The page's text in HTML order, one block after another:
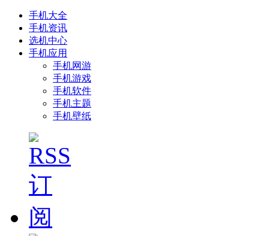
手机大全
手机资讯
选机中心
手机应用
手机网游
手机游戏
手机软件
手机主题
手机壁纸